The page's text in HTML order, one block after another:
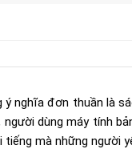
nghĩa đơn thuần là
dùng máy tính
mà những người